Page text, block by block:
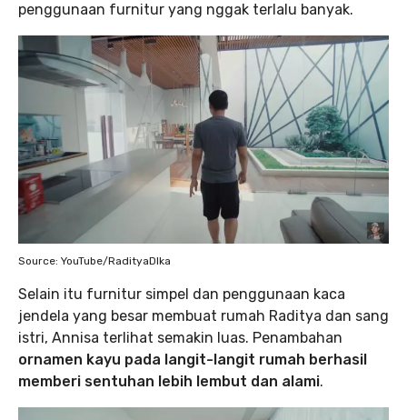
penggunaan furnitur yang nggak terlalu banyak.
Source: YouTube/RadityaDIka
Selain itu furnitur simpel dan penggunaan kaca
jendela yang besar membuat rumah Raditya dan sang
istri, Annisa terlihat semakin luas. Penambahan
ornamen kayu pada langit-langit rumah berhasil
memberi sentuhan lebih lembut dan alami.